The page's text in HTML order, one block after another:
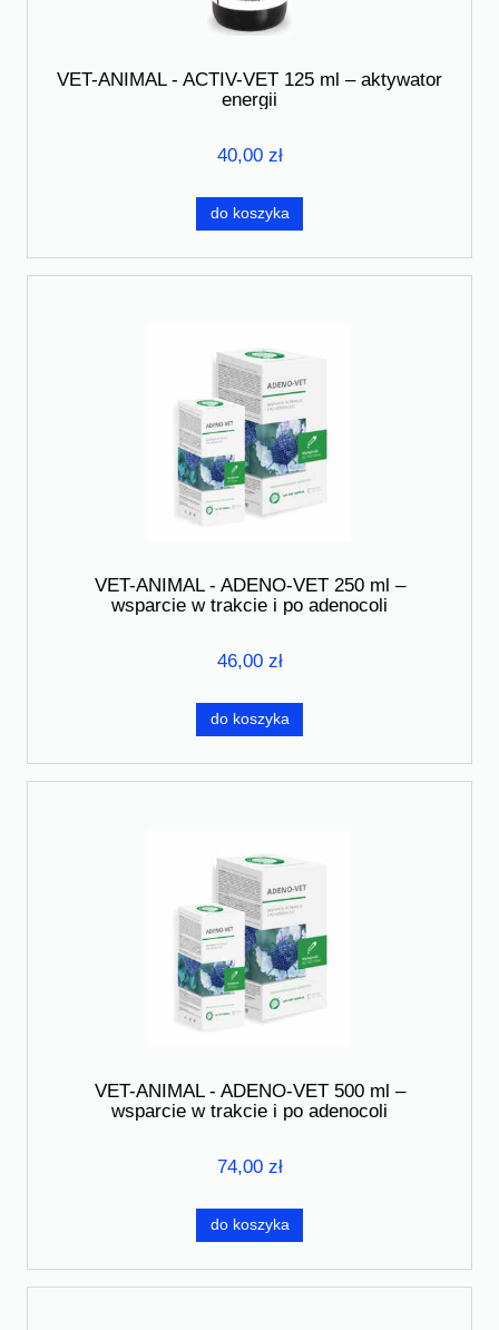
VET-ANIMAL - ACTIV-VET 125 ml – aktywator
energii
40,00 zł
do koszyka
VET-ANIMAL - ADENO-VET 250 ml –
wsparcie w trakcie i po adenocoli
46,00 zł
do koszyka
VET-ANIMAL - ADENO-VET 500 ml –
wsparcie w trakcie i po adenocoli
74,00 zł
do koszyka